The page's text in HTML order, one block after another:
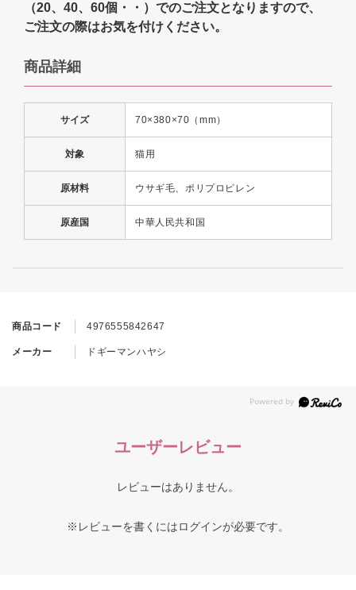
商品コード 4976555842647
メーカー ドギーマンハヤシ
（20、40、60個・・）でのご注文となりますので、
ご注文の際はお気を付けください。
商品詳細
サイズ 70×380×70（mm）
対象 猫用
原材料 ウサギ毛、ポリプロピレン
原産国 中華人民共和国
ユーザーレビュー
レビューはありません。
※レビューを書くにはログインが必要です。